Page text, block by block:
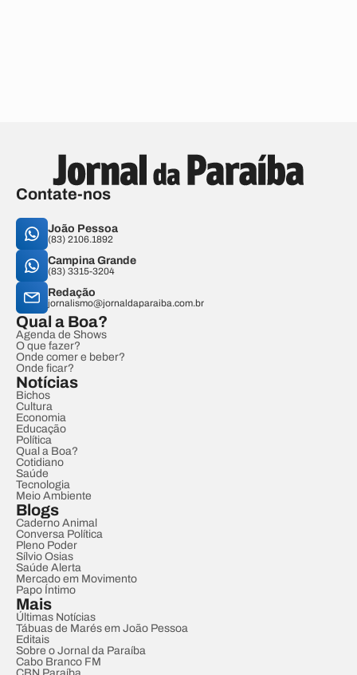
Contate-nos
João Pessoa
(83) 2106.1892
Campina Grande
(83) 3315-3204
Redação
jornalismo@jornaldaparaiba.com.br
Qual a Boa?
Agenda de Shows
O que fazer?
Onde comer e beber?
Onde ficar?
Notícias
Bichos
Cultura
Economia
Educação
Política
Qual a Boa?
Cotidiano
Saúde
Tecnologia
Meio Ambiente
Blogs
Caderno Animal
Conversa Política
Pleno Poder
Sílvio Osias
Saúde Alerta
Mercado em Movimento
Papo Íntimo
Mais
Últimas Notícias
Tábuas de Marés em João Pessoa
Editais
Sobre o Jornal da Paraíba
Cabo Branco FM